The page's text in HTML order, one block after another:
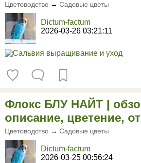
Цветоводство → Садовые цветы
Dictum-factum
2026-03-26 03:21:11
Флокс БЛУ НАЙТ |
описание, цветение,
Цветоводство → Садовые цветы
Dictum-factum
2026-03-25 00:56:24